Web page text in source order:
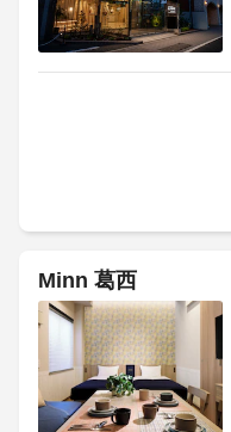
Minn 葛西